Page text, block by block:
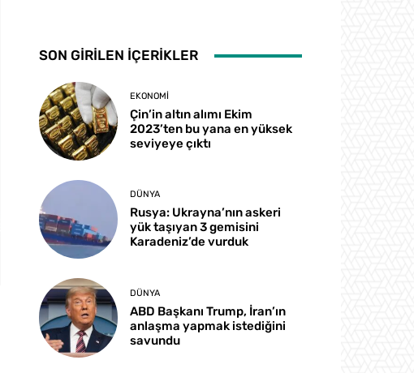
SON GİRİLEN İÇERİKLER
EKONOMI
Çin’in altın alımı Ekim
2023’ten bu yana en yüksek
seviyeye çıktı
DÜNYA
Rusya: Ukrayna’nın askeri
yük taşıyan 3 gemisini
Karadeniz’de vurduk
DÜNYA
ABD Başkanı Trump, İran’ın
anlaşma yapmak istediğini
savundu